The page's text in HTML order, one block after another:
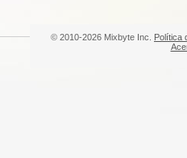
© 2010-2026 Mixbyte Inc. Política